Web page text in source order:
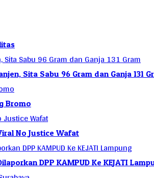
Sita Sabu 96 Gram dan Ganja 131
Bromo
No Justice Wafat
DPP KAMPUD Ke KEJATI